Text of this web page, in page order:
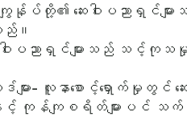
ျွန်ုပ်တို့၏ ဆေးဝါးပညာရှင်မျ
ည်။
ဝါးပညာရှင်များသည် သင့်ကု
ျား- လူနာစောင့်ရှောက်မှုတွင် ဆ
င့် ကုန်ကျစရိတ်များပင် သက်သာက